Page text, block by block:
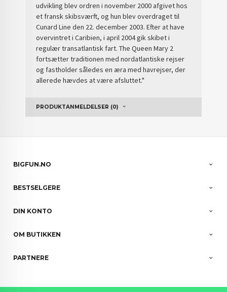
udvikling blev ordren i november 2000 afgivet hos
et fransk skibsværft, og hun blev overdraget til
Cunard Line den 22. december 2003. Efter at have
overvintret i Caribien, i april 2004 gik skibet i
regulær transatlantisk fart. The Queen Mary 2
fortsætter traditionen med nordatlantiske rejser
og fastholder således en æra med havrejser, der
allerede hævdes at være afsluttet."
PRODUKTANMELDELSER (0)
BIGFUN.NO
BESTSELGERE
DIN KONTO
OM BUTIKKEN
PARTNERE